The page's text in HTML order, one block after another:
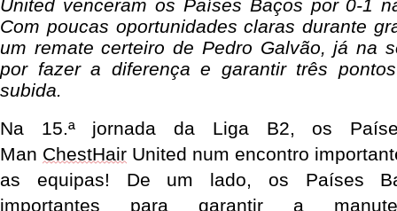
United venceram os Países Baços por 0-1
Com poucas oportunidades claras durante
um remate certeiro de Pedro Galvão, já na
por fazer a diferença e garantir três
subida.
Na 15.ª jornada da Liga B2, os
Man ChestHair United num encontro
as equipas!
De um lado, os Países
importantes para garantir a